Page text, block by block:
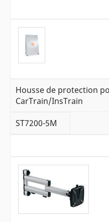
Housse de protection
CarTrain/InsTrain
ST7200-5M